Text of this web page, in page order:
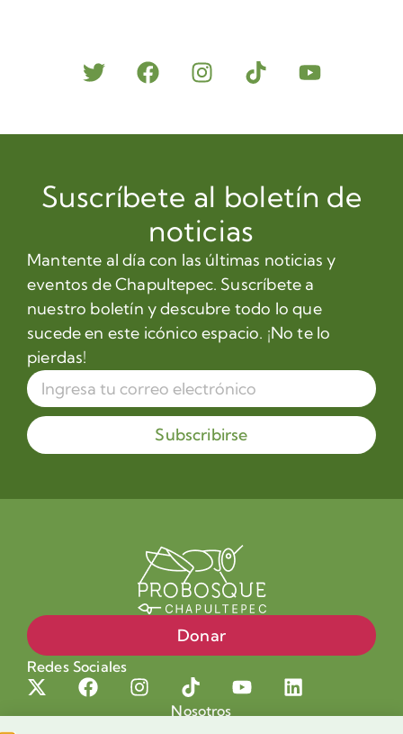
Suscríbete al boletín de
noticias
Mantente al día con las últimas noticias y
eventos de Chapultepec. Suscríbete a
nuestro boletín y descubre todo lo que
sucede en este icónico espacio. ¡No te lo
pierdas!
Subscribirse
Donar
Redes Sociales
Nosotros